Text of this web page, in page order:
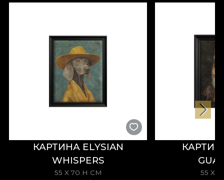
КАРТИНА ELYSIAN
WHISPERS
55 X 70 H СМ 55 X